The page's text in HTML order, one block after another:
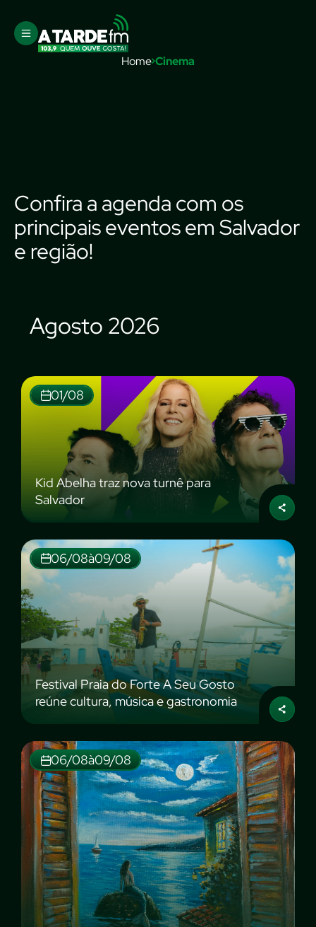
Home Cinema
Confira a agenda com os
principais eventos em Salvador
e região!
Agosto 2026
01/08
Kid Abelha traz nova turnê para
Salvador
06/08à09/08
Festival Praia do Forte A Seu Gosto
reúne cultura, música e gastronomia
06/08à09/08